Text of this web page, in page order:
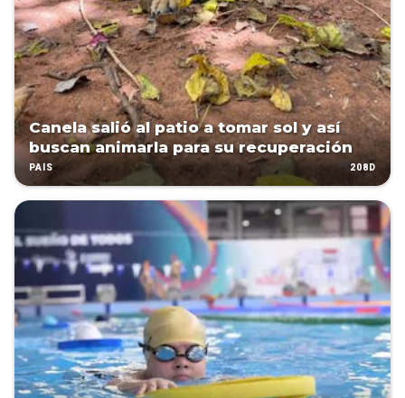
Canela salió al patio a tomar sol y así
buscan animarla para su recuperación
PAÍS 208D